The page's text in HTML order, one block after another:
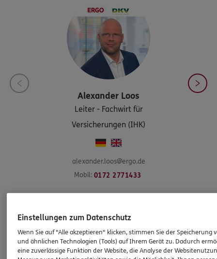
Alexander Loos
Leiter - Fachwirt für
Versicherungen (IHK)
alexander.loos@ergo.de
Mobil: 0172 2771433
Mehr
HINWEIS
Einstellungen zum Datenschutz
Wenn Sie auf "Alle akzeptieren" klicken, stimmen Sie der Speicherung
und ähnlichen Technologien (Tools) auf Ihrem Gerät zu. Dadurch
eine zuverlässige Funktion der Website, die Analyse der